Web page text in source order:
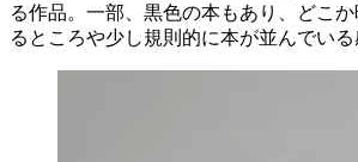
る作品。一部、黒色の本もあり、どこ
るところや少し規則的に本が並んでいる